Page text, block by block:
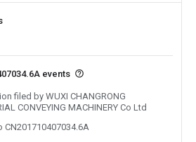
events
filed by WUXI CHANGRONG
CONVEYING MACHINERY Co Ltd
CN201710407034.6A